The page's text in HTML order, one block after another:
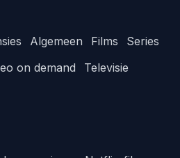
Algemeen Films
Series
on demand
Televisie